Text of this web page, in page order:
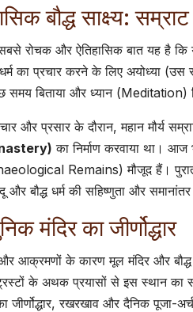
बौद्ध साक्ष्य:
रोचक और ऐतिहासिक बात यह है कि
का प्रचार करने के लिए अयोध्या
समय बिताया और ध्यान (Meditation)
और प्रसार के दौरान, महान मौर्य
का निर्माण करवाया था।
Remains) मौजूद हैं।
और बौद्ध धर्म की सहिष्णुता और
मंदिर का जीर्णोद्धार
आक्रमणों के कारण मूल मंदिर और बौद्ध
के अथक प्रयासों से इस स्थान का
रखरखाव और दैनिक पूजा-